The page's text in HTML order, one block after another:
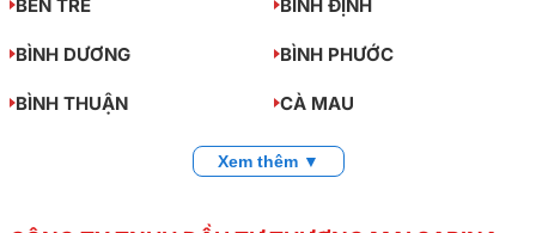
BẾN TRE BÌNH ĐỊNH
BÌNH DƯƠNG BÌNH PHƯỚC
BÌNH THUẬN CÀ MAU
Xem thêm ▼